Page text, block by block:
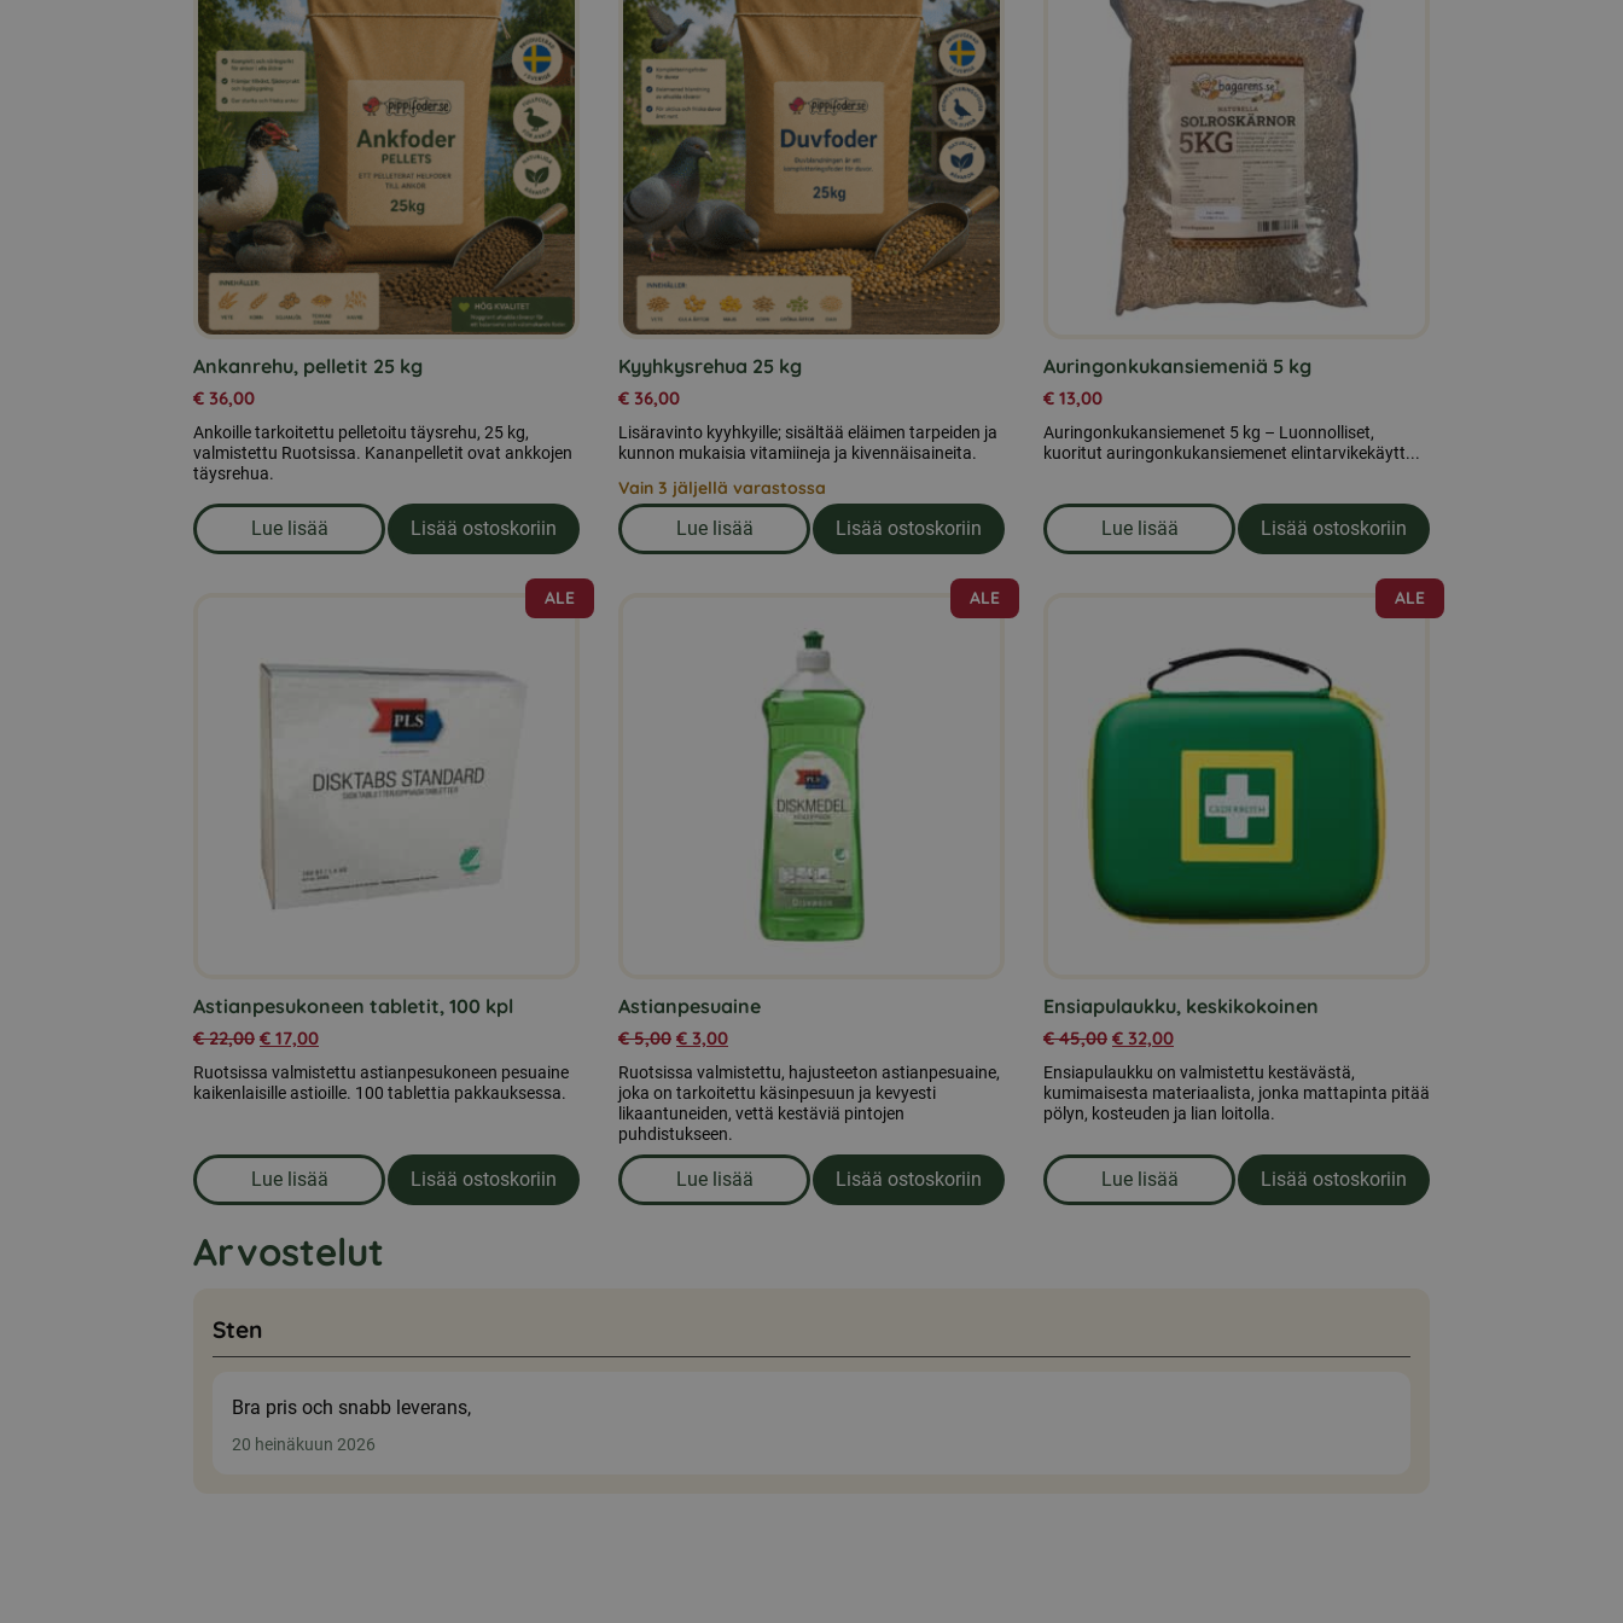
Ankanrehu, pelletit 25 kg
€ 36,00
Ankoille tarkoitettu pelletoitu täysrehu, 25 kg,
valmistettu Ruotsissa. Kananpelletit ovat ankkojen
täysrehua.
Lue lisää
om produkten Ankanrehu, pelletit 25 kg
Lisää ostoskoriin
Kyyhkysrehua 25 kg
€ 36,00
Lisäravinto kyyhkyille; sisältää eläimen tarpeiden ja
kunnon mukaisia vitamiineja ja kivennäisaineita.
Vain 3 jäljellä varastossa
Lue lisää
om produkten Kyyhkysrehua 25 kg
Lisää ostoskoriin
Auringonkukansiemeniä 5 kg
€ 13,00
Auringonkukansiemenet 5 kg – Luonnolliset,
kuoritut auringonkukansiemenet elintarvikekäytt...
Lue lisää
om produkten Auringonkukansiemeniä 5 kg
Lisää ostoskoriin
ALE
Astianpesukoneen tabletit, 100 kpl
€22,00 € 17,00
Ruotsissa valmistettu astianpesukoneen pesuaine
kaikenlaisille astioille. 100 tablettia pakkauksessa.
Lue lisää
om produkten Astianpesukoneen tabletit, 100 kpl
Lisää ostoskoriin
ALE
Astianpesuaine
€5,00 € 3,00
Ruotsissa valmistettu, hajusteeton astianpesuaine,
joka on tarkoitettu käsinpesuun ja kevyesti
likaantuneiden, vettä kestäviä pintojen
puhdistukseen.
Lue lisää
om produkten Astianpesuaine
Lisää ostoskoriin
ALE
Ensiapulaukku, keskikokoinen
€45,00 € 32,00
Ensiapulaukku on valmistettu kestävästä,
kumimaisesta materiaalista, jonka mattapinta pitää
pölyn, kosteuden ja lian loitolla.
Lue lisää
om produkten Ensiapulaukku, keskikokoinen
Lisää ostoskoriin
Arvostelut
Sten
Bra pris och snabb leverans,
20 heinäkuun 2026